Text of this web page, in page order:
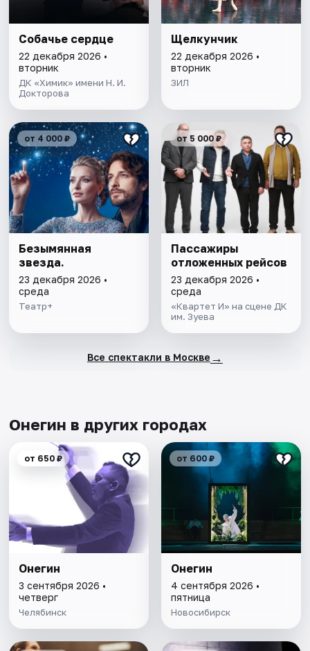
Собачье сердце
22 декабря 2026 •
вторник
ДК «Химик» имени Н. И.
Докторова
Щелкунчик
22 декабря 2026 •
вторник
ЗИЛ
от 4 000 ₽
Безымянная
звезда.
23 декабря 2026 •
среда
Театр+
от 5 000 ₽
Пассажиры
отложенных рейсов
23 декабря 2026 •
среда
«Квартет И» на сцене ДК
им. Зуева
Все спектакли в Москве →
Онегин в других городах
от 650 ₽
Онегин
3 сентября 2026 •
четверг
Челябинск
от 600 ₽
Онегин
4 сентября 2026 •
пятница
Новосибирск